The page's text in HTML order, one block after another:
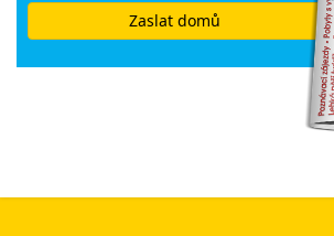
Zaslat domů